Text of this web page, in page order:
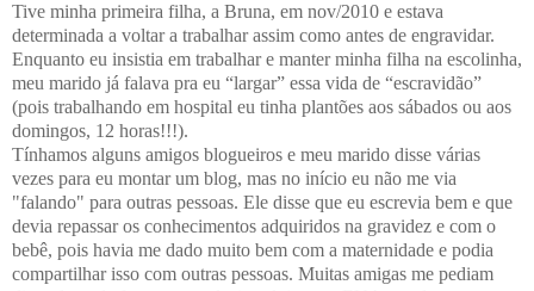
Tive minha primeira filha, a Bruna, em nov/2010 e estava
determinada a voltar a trabalhar assim como antes de engravidar.
Enquanto eu insistia em trabalhar e manter minha filha na escolinha,
meu marido já falava pra eu “largar” essa vida de “escravidão”
(pois trabalhando em hospital eu tinha plantões aos sábados ou aos
domingos, 12 horas!!!).
Tínhamos alguns amigos blogueiros e meu marido disse várias
vezes para eu montar um blog, mas no início eu não me via
"falando" para outras pessoas. Ele disse que eu escrevia bem e que
devia repassar os conhecimentos adquiridos na gravidez e com o
bebê, pois havia me dado muito bem com a maternidade e podia
compartilhar isso com outras pessoas. Muitas amigas me pediam